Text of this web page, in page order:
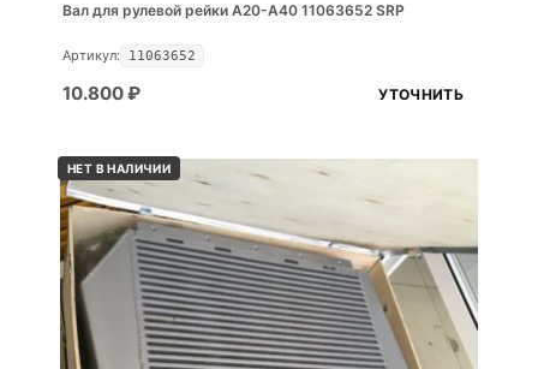
Вал для рулевой рейки A20-A40 11063652 SRP
Артикул: 11063652
10.800₽ УТОЧНИТЬ
НЕТ В НАЛИЧИИ